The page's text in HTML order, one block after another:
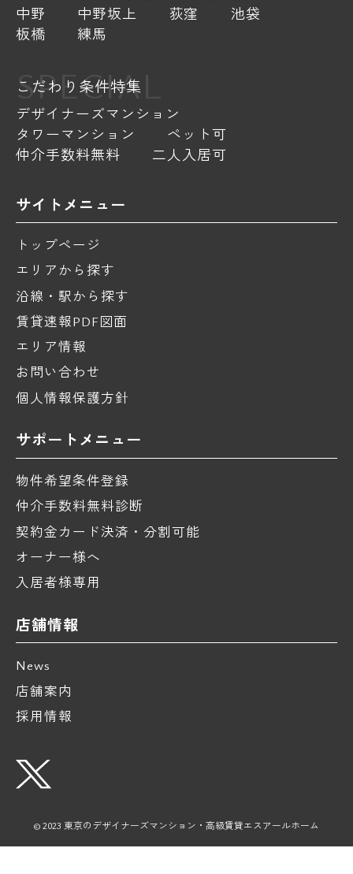
中野
中野坂上 荻窪
池袋
板橋
練馬
SPECIAL
こだわり条件特集
デザイナーズマンション
タワーマンション
ペット可
仲介手数料無料
二人入居可
サイトメニュー
トップページ
エリアから探す
沿線・駅から探す
賃貸速報PDF図面
エリア情報
お問い合わせ
個人情報保護方針
サポートメニュー
物件希望条件登録
仲介手数料無料診断
契約金カード決済・分割可能
オーナー様へ
入居者様専用
店舗情報
News
店舗案内
採用情報
© 2023 東京のデザイナーズマンション・高級賃貸エスアールホーム